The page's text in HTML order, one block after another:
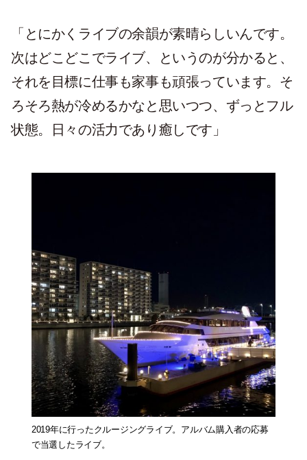
「とにかくライブの余韻が素晴らしいんです。
次はどこどこでライブ、というのが分かると、
それを目標に仕事も家事も頑張っています。そ
ろそろ熱が冷めるかなと思いつつ、ずっとフル
状態。日々の活力であり癒しです」
2019年に行ったクルージングライブ。アルバム購入者の応募
で当選したライブ。